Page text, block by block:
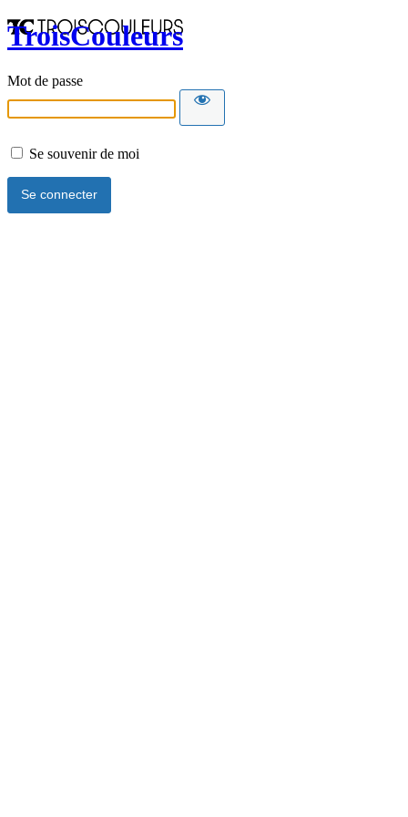
TroisCouleurs
Mot de passe
Se souvenir de moi